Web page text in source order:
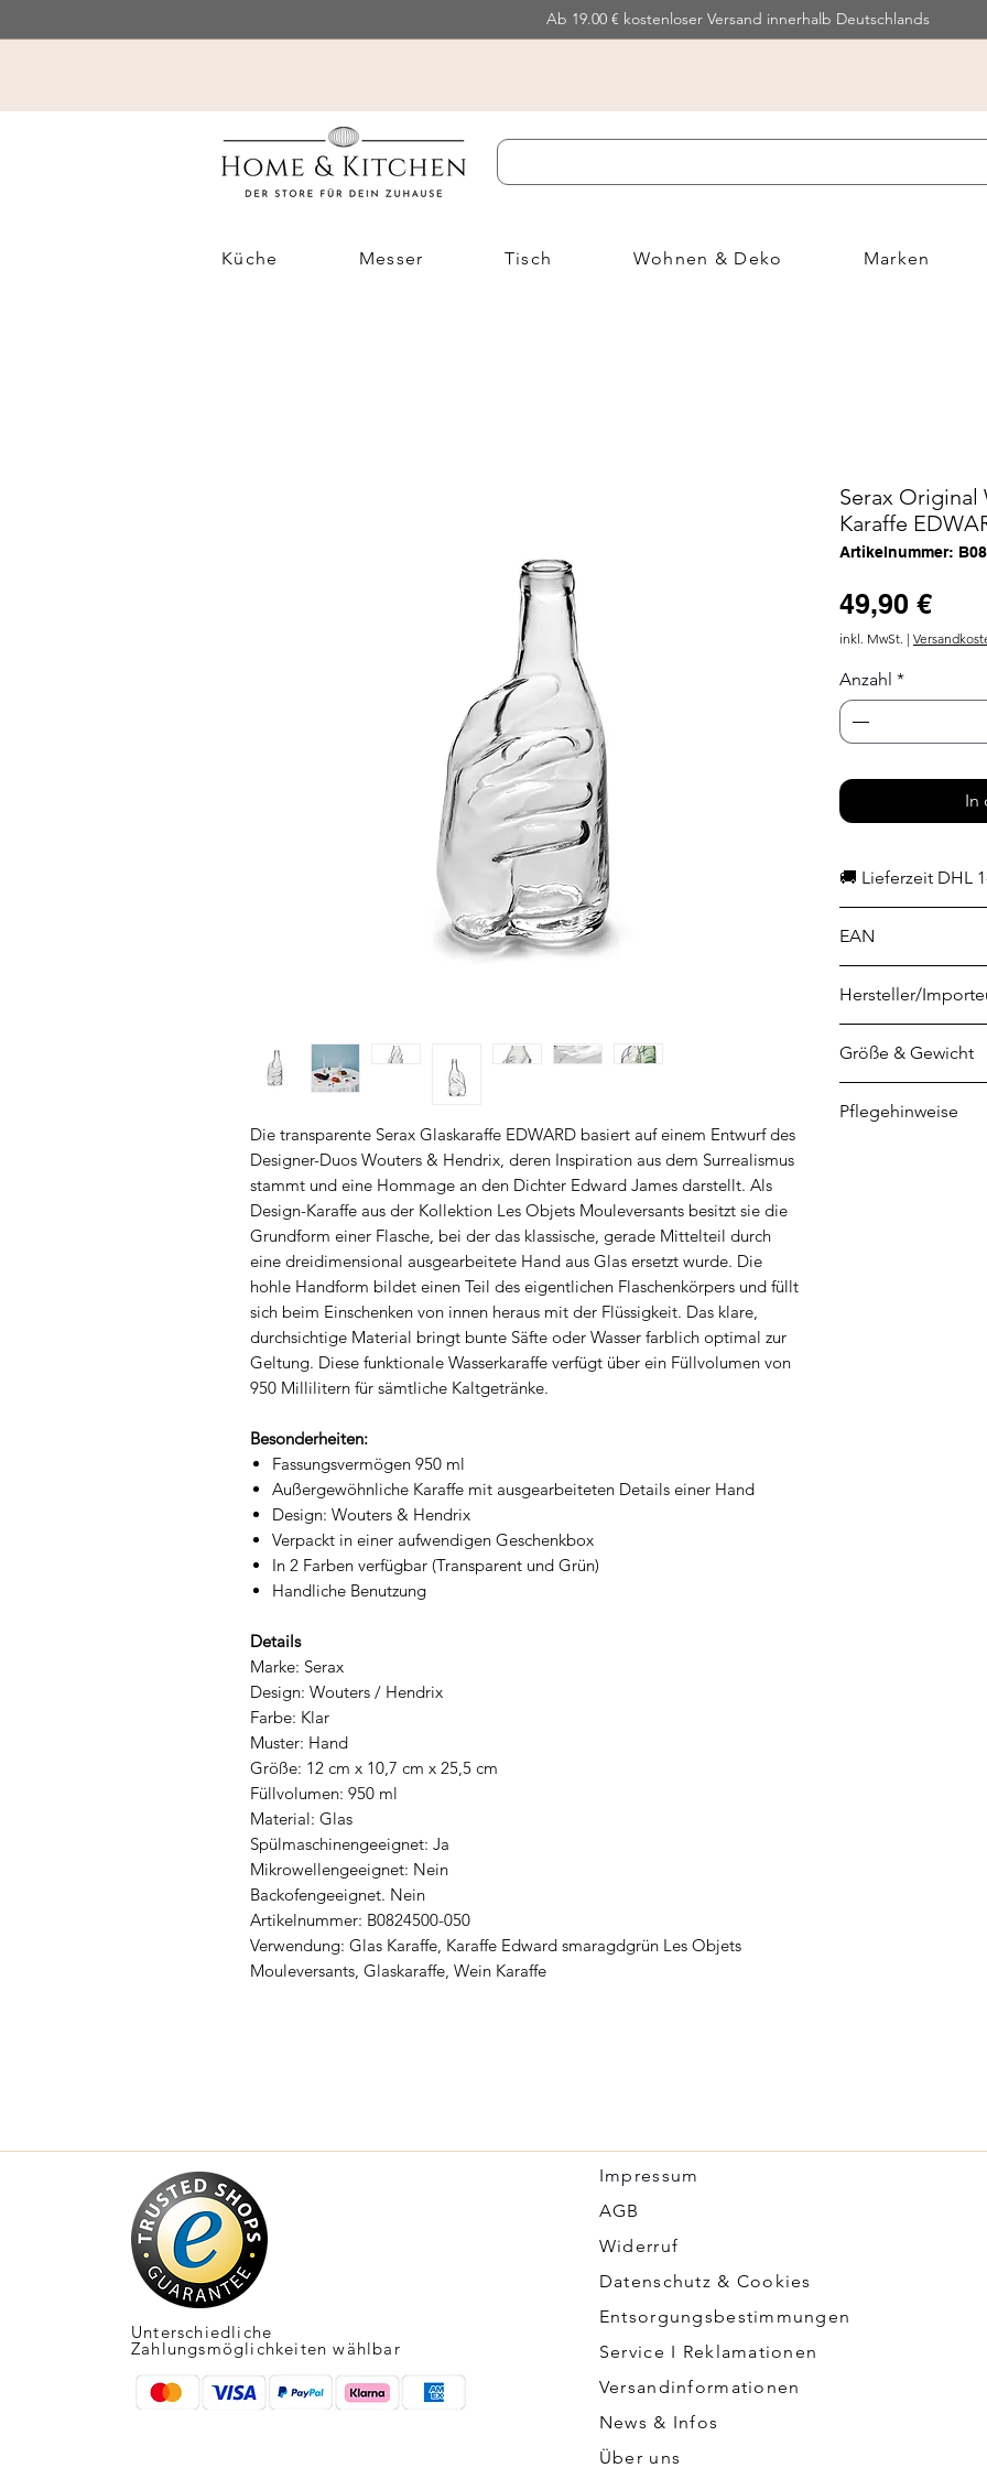
Ab 19.00 € kostenloser Versand innerhalb Deutschlands
Küche Messer Tisch Wohnen & Deko Marken
Die transparente Serax Glaskaraffe EDWARD basiert auf einem Entwurf des
Designer-Duos Wouters & Hendrix, deren Inspiration aus dem Surrealismus
stammt und eine Hommage an den Dichter Edward James darstellt. Als
Design-Karaffe aus der Kollektion Les Objets Mouleversants besitzt sie die
Grundform einer Flasche, bei der das klassische, gerade Mittelteil durch
eine dreidimensional ausgearbeitete Hand aus Glas ersetzt wurde. Die
hohle Handform bildet einen Teil des eigentlichen Flaschenkörpers und füllt
sich beim Einschenken von innen heraus mit der Flüssigkeit. Das klare,
durchsichtige Material bringt bunte Säfte oder Wasser farblich optimal zur
Geltung. Diese funktionale Wasserkaraffe verfügt über ein Füllvolumen von
950 Millilitern für sämtliche Kaltgetränke.
Besonderheiten:
Fassungsvermögen 950 ml
Außergewöhnliche Karaffe mit ausgearbeiteten Details einer Hand
Design: Wouters & Hendrix
Verpackt in einer aufwendigen Geschenkbox
In 2 Farben verfügbar (Transparent und Grün)
Handliche Benutzung
Details
Marke: Serax
Design: Wouters / Hendrix
Farbe: Klar
Muster: Hand
Größe: 12 cm x 10,7 cm x 25,5 cm
Füllvolumen: 950 ml
Material: Glas
Spülmaschinengeeignet: Ja
Mikrowellengeeignet: Nein
Backofengeeignet. Nein
Artikelnummer: B0824500-050
Verwendung: Glas Karaffe, Karaffe Edward smaragdgrün Les Objets
Mouleversants, Glaskaraffe, Wein Karaffe
Serax Original
Karaffe
Artikelnummer:
49,90 €Preis
inkl. MwSt. |
Anzahl *
In
🚚 Lieferzeit DHL
EAN
Hersteller/
Veldkant 21
B-2550 Kontich
info@serax.com
Größe & Gewicht
Breite: 10,7 cm
Pflegehinweise
Unterschiedliche
Zahlungsmöglichkeiten wählbar
Impressum
​AGB
Widerruf
Datenschutz & Cookies
Entsorgungsbestimmungen
Service I Reklamationen
Versandinformationen
News & Infos
Über uns